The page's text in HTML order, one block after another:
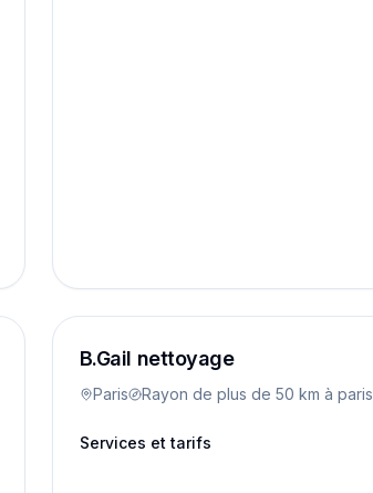
B.Gail nettoyage
Paris Rayon de plus de 50 km à paris
Services et tarifs